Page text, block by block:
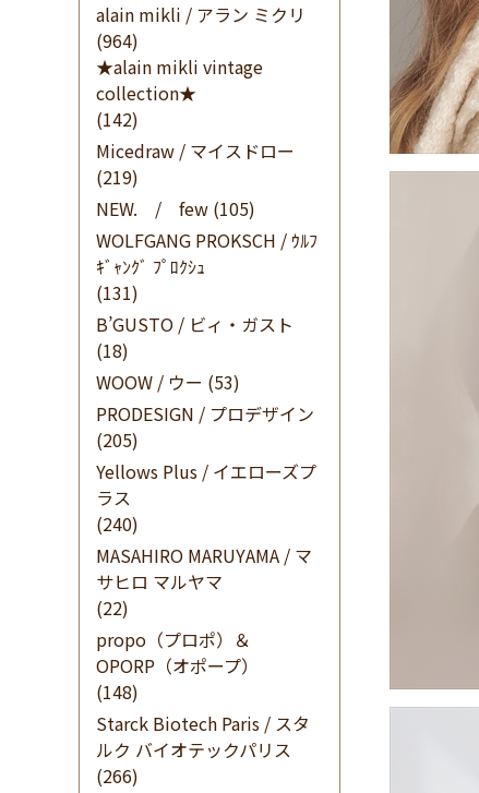
alain mikli / アラン ミクリ
(964)
★alain mikli vintage
collection★
(142)
Micedraw / マイスドロー
(219)
NEW. / few (105)
WOLFGANG PROKSCH / ｳﾙﾌ
ｷﾞｬﾝｸﾞ ﾌﾟﾛｸｼｭ
(131)
B’GUSTO / ビィ・ガスト
(18)
WOOW / ウー (53)
PRODESIGN / プロデザイン
(205)
Yellows Plus / イエローズプ
ラス
(240)
MASAHIRO MARUYAMA / マ
サヒロ マルヤマ
(22)
propo（プロポ）＆
OPORP（オポープ）
(148)
Starck Biotech Paris / スタ
ルク バイオテックパリス
(266)